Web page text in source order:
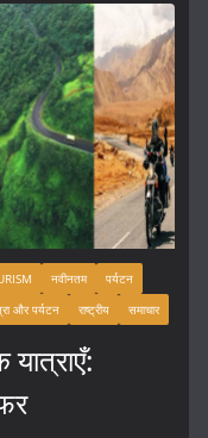
नवीनतम
पर्यटन
और पर्यटन राष्ट्रीय समाचार